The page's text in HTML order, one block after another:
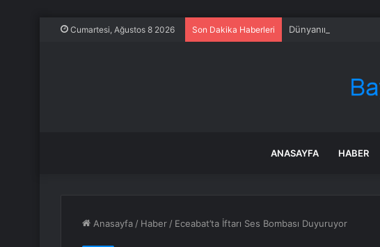
Cumartesi, Ağustos 8 2026 Son Dakika Haberleri Dünyanın en uzun
ANASAYFA HABER
Anasayfa / Haber / Eceabat’ta İftarı Ses Bombası Duyuruyor